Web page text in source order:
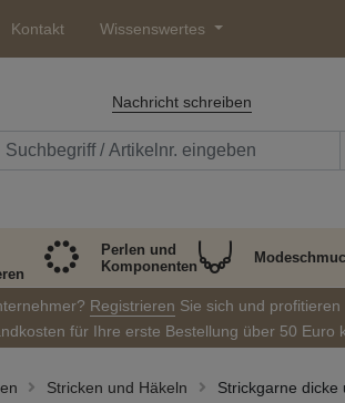
Kontakt Wissenswertes
Nachricht schreiben
Perlen und
Komponenten
Registrieren Sie sich und
für Ihre erste Bestellung über 50 Euro
Stricken und Häkeln Strickgarne dicke